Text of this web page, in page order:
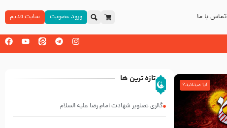
تماس با ما ورود عضویت سایت قدیم
آیا میدانید؟
تازه ترین ها
گالری تصاویر شهادت امام رضا علیه السلام